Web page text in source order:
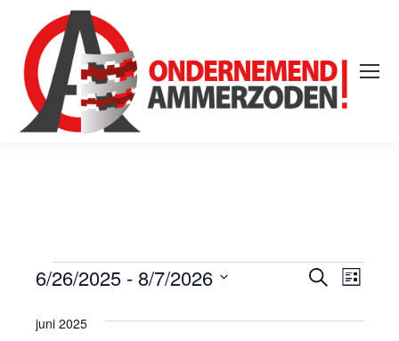
Evenementen Zoeken
Lijst
6/26/2025 - 8/7/2026
een
juni 2025